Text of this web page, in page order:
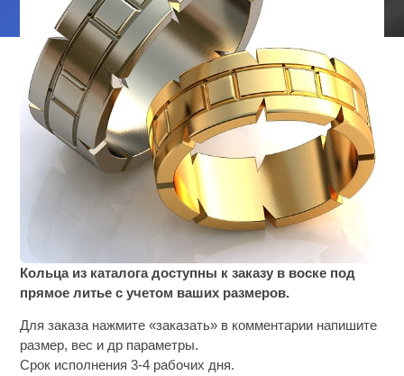
Кольца из каталога доступны к заказу в воске под
прямое литье с учетом ваших размеров.
Для заказа нажмите «заказать» в комментарии напишите
размер, вес и др параметры.
Срок исполнения 3-4 рабочих дня.